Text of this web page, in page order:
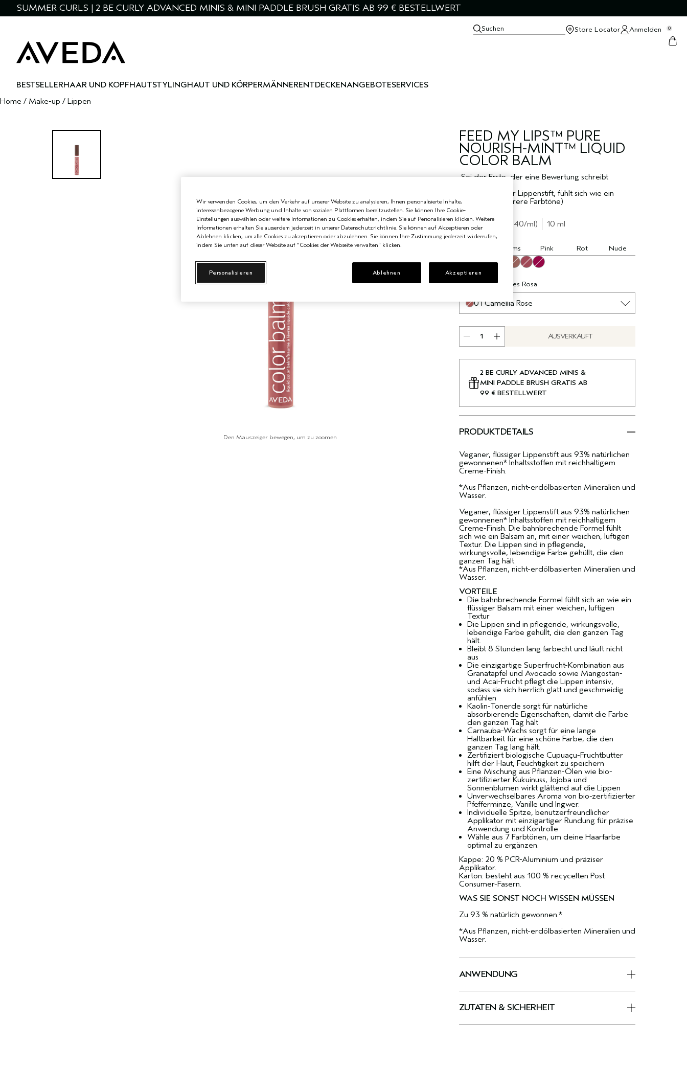
SUMMER CURLS | 2 BE CURLY ADVANCED MINIS & MINI PADDLE BRUSH GRATIS AB 99 € BESTELLWERT
Suchen Store Locator Anmelden 0
BESTSELLERHAAR UND KOPFHAUTSTYLINGHAUT UND KÖRPERMÄNNERENTDECKENANGEBOTESERVICES
Home / Make-up / Lippen
FEED MY LIPS™ PURE
NOURISH-MINT™ LIQUID
COLOR BALM
Sei der Erste, der eine Bewertung schreibt
hält wie flüssiger Lippenstift, fühlt sich wie ein
Balsam an (mehrere Farbtöne)
Den Mauszeiger bewegen, um zu zoomen
€34.00 €3.40/ml 10 ml
Plums Pink Rot Nude
03 Juneberry
07 Boysenberry
Dunkles gesättigtes Rosa
01 Camellia Rose
AUSVERKAUFT
2 BE CURLY ADVANCED MINIS &
MINI PADDLE BRUSH GRATIS AB
99 € BESTELLWERT
PRODUKTDETAILS
Veganer, flüssiger Lippenstift aus 93% natürlichen
gewonnenen* Inhaltsstoffen mit reichhaltigem
Creme-Finish.
*Aus Pflanzen, nicht-erdölbasierten Mineralien und
Wasser.
Veganer, flüssiger Lippenstift aus 93% natürlichen
gewonnenen* Inhaltsstoffen mit reichhaltigem
Creme-Finish. Die bahnbrechende Formel fühlt
sich wie ein Balsam an, mit einer weichen, luftigen
Textur. Die Lippen sind in pflegende,
wirkungsvolle, lebendige Farbe gehüllt, die den
ganzen Tag hält.
*Aus Pflanzen, nicht-erdölbasierten Mineralien und
Wasser.
VORTEILE
Die bahnbrechende Formel fühlt sich an wie ein
flüssiger Balsam mit einer weichen, luftigen
Textur
Die Lippen sind in pflegende, wirkungsvolle,
lebendige Farbe gehüllt, die den ganzen Tag
hält.
Bleibt 8 Stunden lang farbecht und läuft nicht
aus
Die einzigartige Superfrucht-Kombination aus
Granatapfel und Avocado sowie Mangostan-
und Acai-Frucht pflegt die Lippen intensiv,
sodass sie sich herrlich glatt und geschmeidig
anfühlen
Kaolin-Tonerde sorgt für natürliche
absorbierende Eigenschaften, damit die Farbe
den ganzen Tag hält
Carnauba-Wachs sorgt für eine lange
Haltbarkeit für eine schöne Farbe, die den
ganzen Tag lang hält.
Zertifiziert biologische Cupuaçu-Fruchtbutter
hilft der Haut, Feuchtigkeit zu speichern
Eine Mischung aus Pflanzen-Ölen wie bio-
zertifizierter Kukuinuss, Jojoba und
Sonnenblumen wirkt glättend auf die Lippen
Unverwechselbares Aroma von bio-zertifizierter
Pfefferminze, Vanille und Ingwer.
Individuelle Spitze, benutzerfreundlicher
Applikator mit einzigartiger Rundung für präzise
Anwendung und Kontrolle
Wähle aus 7 Farbtönen, um deine Haarfarbe
optimal zu ergänzen.
Kappe: 20 % PCR-Aluminium und präziser
Applikator.
Karton: besteht aus 100 % recycelten Post
Consumer-Fasern.
WAS SIE SONST NOCH WISSEN MÜSSEN
Zu 93 % natürlich gewonnen.*
*Aus Pflanzen, nicht-erdölbasierten Mineralien und
Wasser.
ANWENDUNG
ZUTATEN & SICHERHEIT
Wir verwenden Cookies, um den Verkehr auf unserer Website zu analysieren, Ihnen personalisierte Inhalte,
interessenbezogene Werbung und Inhalte von sozialen Plattformen bereitzustellen. Sie können Ihre Cookie-
Einstellungen auswählen oder weitere Informationen zu Cookies erhalten, indem Sie auf Personalisieren klicken. Weitere
Informationen erhalten Sie ausserdem jederzeit in unserer Datenschutzrichtlinie. Sie können auf Akzeptieren oder
Ablehnen klicken, um alle Cookies zu akzeptieren oder abzulehnen. Sie können Ihre Zustimmung jederzeit widerrufen,
indem Sie unten auf dieser Website auf "Cookies der Webseite verwalten" klicken.
Personalisieren Ablehnen Akzeptieren